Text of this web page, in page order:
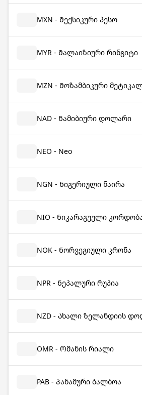
MXN - Მექსიკური პესო
MYR - Მალაიზიური რინგიტი
MZN - Მოზამბიკური
NAD - Ნამიბიური დოლარი
NEO - Neo
NGN - Ნიგერიული ნაირა
NIO - Ნიკარაგუული
NOK - Ნორვეგიული კრონა
NPR - Ნეპალური რუპია
NZD - Ახალი ზელანდიის
OMR - Ომანის რიალი
PAB - Პანამური ბალბოა